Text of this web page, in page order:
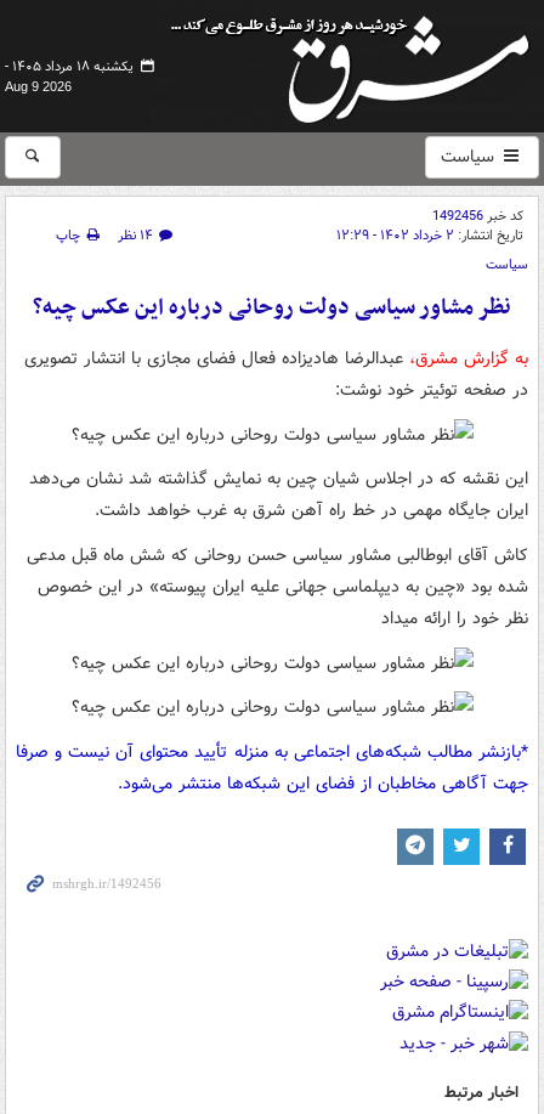
یکشنبه ۱۸ مرداد ۱۴۰۵ -
Aug 9 2026
سیاست
کد خبر1492456
تاریخ انتشار: ۲ خرداد ۱۴۰۲ - ۱۲:۲۹ ۱۴ نظر
چاپ
سیاست
نظر مشاور سیاسی دولت روحانی درباره این عکس چیه؟
به گزارش مشرق، عبدالرضا هادیزاده فعال فضای مجازی با انتشار تصویری
در صفحه توئیتر خود نوشت:
این نقشه که در اجلاس شیان چین به نمایش گذاشته شد نشان می‌دهد
ایران جایگاه مهمی در خط راه آهن شرق به غرب خواهد داشت.
کاش آقای ابوطالبی مشاور سیاسی حسن روحانی که شش ماه قبل مدعی
شده بود «چین به دیپلماسی جهانی علیه ایران پیوسته» در این خصوص
نظر خود را ارائه میداد
*بازنشر مطالب شبکه‌های اجتماعی به منزله تأیید محتوای آن نیست و صرفا
جهت آگاهی مخاطبان از فضای این شبکه‌ها منتشر می‌شود.
اخبار مرتبط